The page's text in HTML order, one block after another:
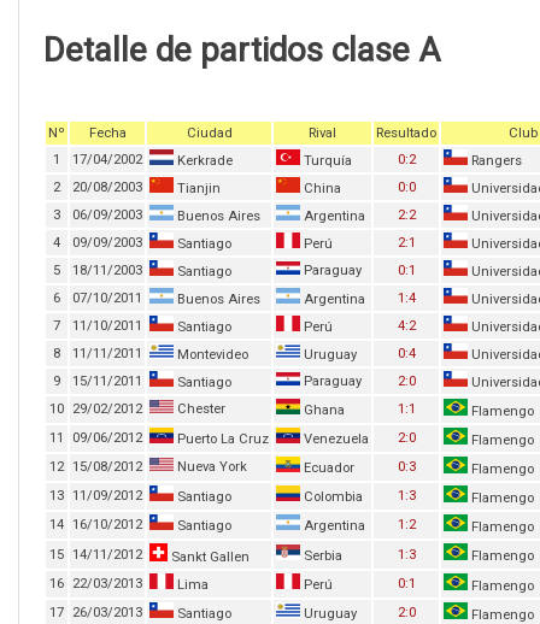
Detalle de partidos clase A
Nº Fecha Ciudad Rival Resultado
Club
1
17/04/2002 Kerkrade Turquía 0:2
Rangers
2
20/08/2003 Tianjin China 0:0
3
06/09/2003 Buenos Aires Argentina 2:2
4
09/09/2003 Santiago Perú 2:1
5
18/11/2003 Santiago Paraguay 0:1
6
07/10/2011 Buenos Aires Argentina 1:4
7
11/10/2011 Santiago Perú 4:2
8
11/11/2011 Montevideo Uruguay 0:4
9
15/11/2011 Santiago Paraguay 2:0
10
29/02/2012 Chester Ghana 1:1
Flamengo
11
09/06/2012 Puerto La Cruz Venezuela 2:0
Flamengo
12 15/08/2012 Nueva York Ecuador 0:3
Flamengo
13 11/09/2012 Santiago Colombia 1:3
Flamengo
14 16/10/2012 Santiago Argentina 1:2
Flamengo
15 14/11/2012 Sankt Gallen Serbia 1:3
Flamengo
16
22/03/2013 Lima Perú 0:1
Flamengo
17
26/03/2013 Santiago Uruguay 2:0
Flamengo